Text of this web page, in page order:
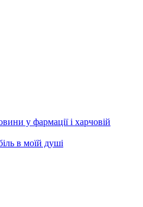
у фармації і харчовій
в моїй душі